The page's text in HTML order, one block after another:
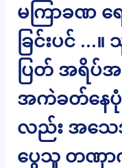
မကြာခဏ
ခြင်းပင် …
ပြတ် အရိပ်
အကဲခတ်နေ
လည်း အသေအ
ပွေသူ တဏှာ